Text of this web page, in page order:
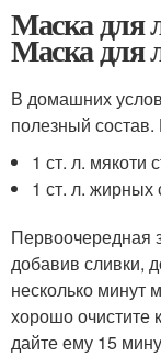
Маска для
Маска для
В домашних
полезный
1 ст. л. мякоти
1 ст. л. жирных
Первоочередная
добавив сливки,
несколько минут
хорошо очистите
дайте ему 15